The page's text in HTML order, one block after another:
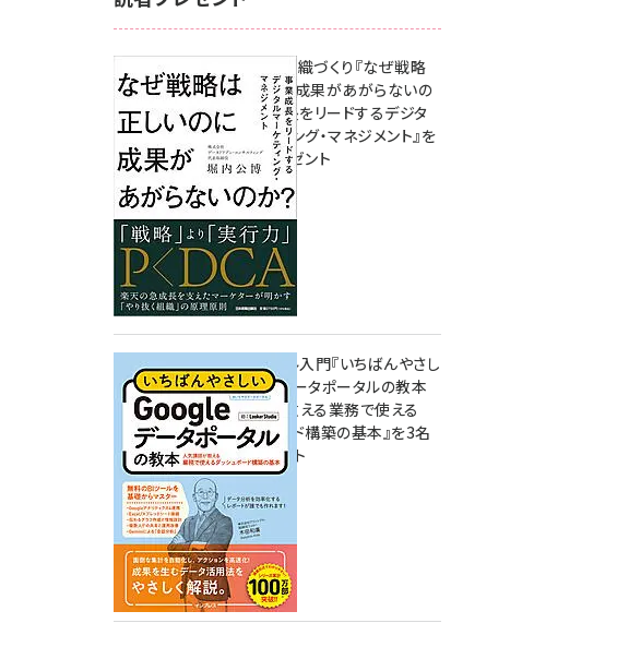
成果を生む組織づくり『なぜ戦略
は正しいのに成果があがらないの
か？ 事業成長をリードするデジタ
ルマーケティング・マネジメント』を
3名様にプレゼント
10:00
無料BIツール入門『いちばんやさし
いGoogleデータポータルの教本
人気講師が教える業務で使える
ダッシュボード構築の基本』を3名
様にプレゼント
7月31日 10:00